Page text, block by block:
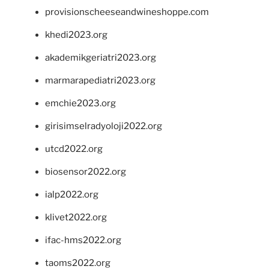
provisionscheeseandwineshoppe.com
khedi2023.org
akademikgeriatri2023.org
marmarapediatri2023.org
emchie2023.org
girisimselradyoloji2022.org
utcd2022.org
biosensor2022.org
ialp2022.org
klivet2022.org
ifac-hms2022.org
taoms2022.org